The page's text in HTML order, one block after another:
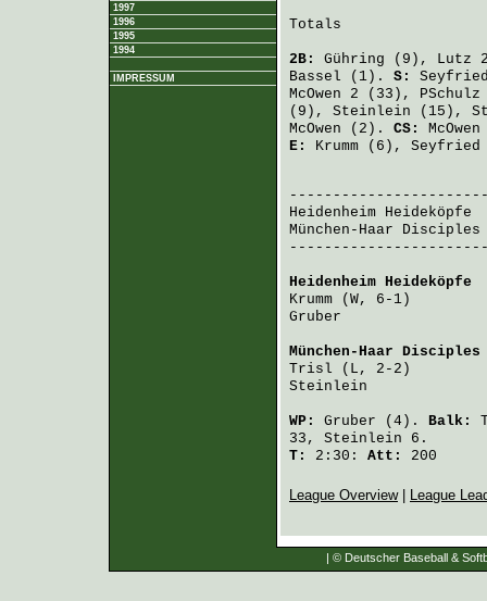
1997
1996
1995
1994
IMPRESSUM
Totals
2B: Gühring (9), Lutz
Bassel (1). S:
McOwen 2 (33), PSchulz
(9), Steinlein (15),
McOwen (2). CS: McOwen
E: Krumm (6), Seyfried
Heidenheim Heideköpfe
München-Haar Disciples
Heidenheim Heideköpfe
Krumm (W, 6-1)
Gruber
München-Haar Disciples
Trisl (L, 2-2)
Steinlein
WP: Gruber (4). Balk:
33, Steinlein 6.
T:
2:30: Att: 200
League Overview| League
| © Deutscher Baseball &